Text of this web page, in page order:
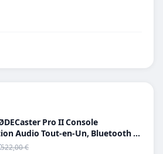
Pro II Console
Audio Tout-en-Un, Bluetooth et
C
522,00 €